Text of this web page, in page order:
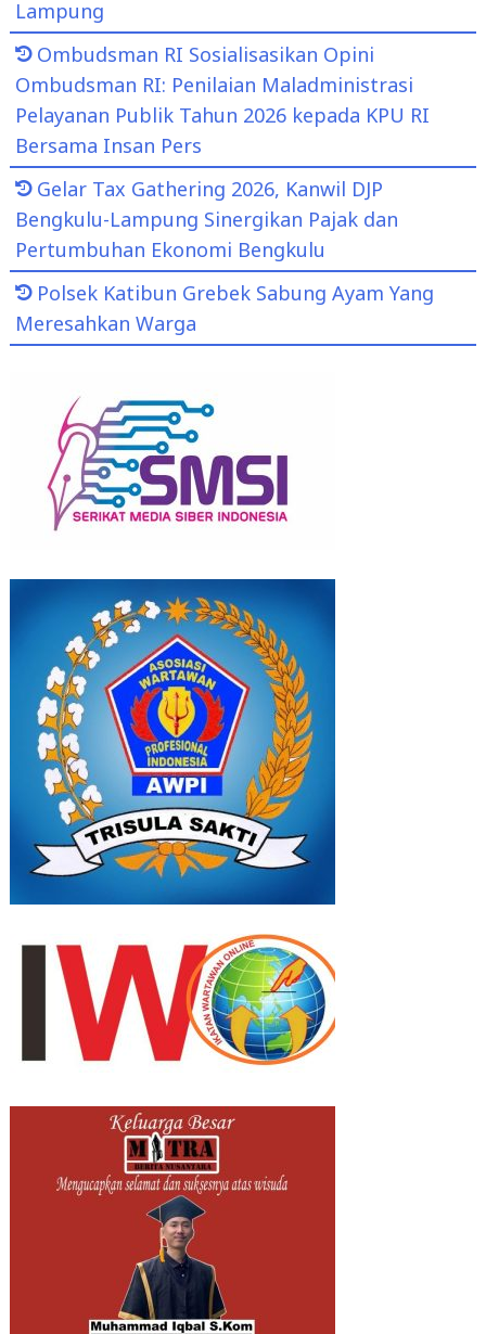
Lampung
Ombudsman RI Sosialisasikan Opini
Ombudsman RI: Penilaian Maladministrasi
Pelayanan Publik Tahun 2026 kepada KPU RI
Bersama Insan Pers
Gelar Tax Gathering 2026, Kanwil DJP
Bengkulu-Lampung Sinergikan Pajak dan
Pertumbuhan Ekonomi Bengkulu
Polsek Katibun Grebek Sabung Ayam Yang
Meresahkan Warga